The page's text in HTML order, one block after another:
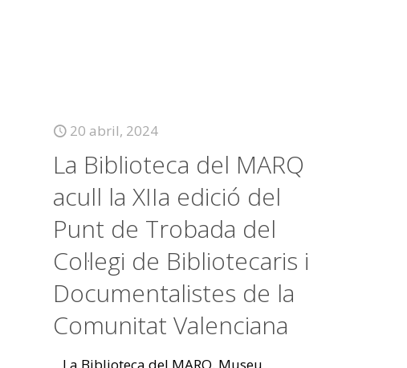
20 abril, 2024
La Biblioteca del MARQ
acull la XIIa edició del
Punt de Trobada del
Col·legi de Bibliotecaris i
Documentalistes de la
Comunitat Valenciana